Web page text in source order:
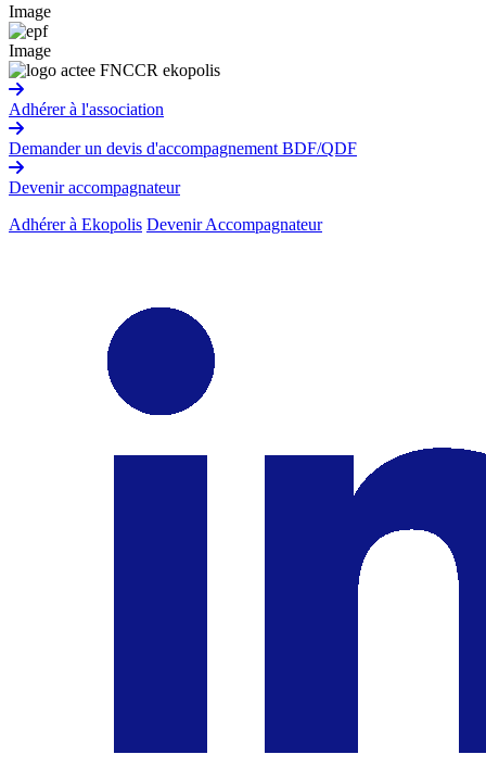
Image
Image
Adhérer à l'association
Demander un devis d'accompagnement BDF/QDF
Devenir accompagnateur
Adhérer à Ekopolis Devenir Accompagnateur